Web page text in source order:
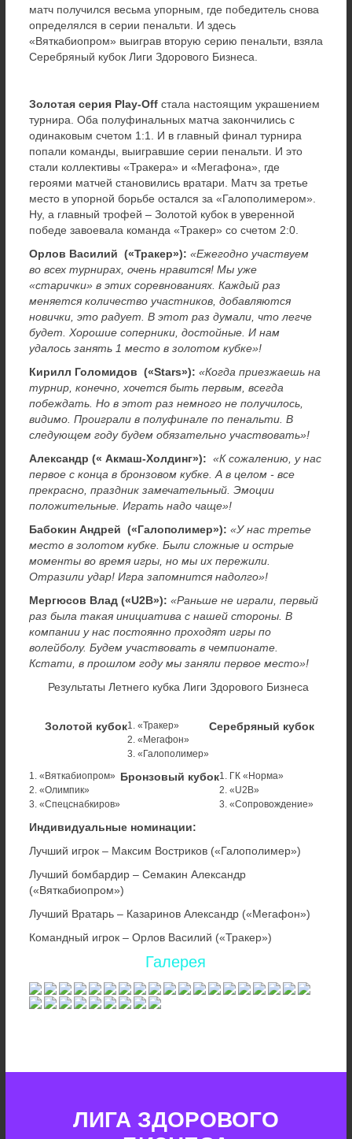
матч получился весьма упорным, где победитель снова
определялся в серии пенальти. И здесь
«Вяткабиопром» выиграв вторую серию пенальти, взяла
Серебряный кубок Лиги Здорового Бизнеса.
Золотая серия Play-Offстала настоящим украшением
турнира. Оба полуфинальных матча закончились с
одинаковым счетом 1:1. И в главный финал турнира
попали команды, выигравшие серии пенальти. И это
стали коллективы «Тракера» и «Мегафона», где
героями матчей становились вратари. Матч за третье
место в упорной борьбе остался за «Галополимером».
Ну, а главный трофей – Золотой кубок в уверенной
победе завоевала команда «Тракер» со счетом 2:0.
Орлов Василий («Тракер»): «Ежегодно участвуем
во всех турнирах, очень нравится! Мы уже
«старички» в этих соревнованиях. Каждый раз
меняется количество участников, добавляются
новички, это радует. В этот раз думали, что легче
будет. Хорошие соперники, достойные. И нам
удалось занять 1 место в золотом кубке»!
Кирилл Голомидов («Stars»): «Когда приезжаешь на
турнир, конечно, хочется быть первым, всегда
побеждать. Но в этот раз немного не получилось,
видимо. Проиграли в полуфинале по пенальти. В
следующем году будем обязательно участвовать»!
Александр (« Акмаш-Холдинг»): «К сожалению, у нас
первое с конца в бронзовом кубке. А в целом - все
прекрасно, праздник замечательный. Эмоции
положительные. Играть надо чаще»!
Бабокин Андрей («Галополимер»): «У нас третье
место в золотом кубке. Были сложные и острые
моменты во время игры, но мы их пережили.
Отразили удар! Игра запомнится надолго»!
Мергюсов Влад («U2B»): «Раньше не играли, первый
раз была такая инициатива с нашей стороны. В
компании у нас постоянно проходят игры по
волейболу. Будем участвовать в чемпионате.
Кстати, в прошлом году мы заняли первое место»!
Результаты Летнего кубка Лиги Здорового Бизнеса
Золотой кубок1. «Тракер»
2. «Мегафон»
3. «Галополимер»
Серебряный кубок
1. «Вяткабиопром»
2. «Олимпик»
3. «Спецснабкиров»
Бронзовый кубок1. ГК «Норма»
2. «U2B»
3. «Сопровождение»
Индивидуальные номинации:
Лучший игрок – Максим Востриков («Галополимер»)
Лучший бомбардир – Семакин Александр
(«Вяткабиопром»)
Лучший Вратарь – Казаринов Александр («Мегафон»)
Командный игрок – Орлов Василий («Тракер»)
Галерея
ЛИГА ЗДОРОВОГО